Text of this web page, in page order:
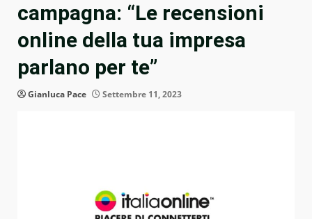
campagna: “Le recensioni
online della tua impresa
parlano per te”
Gianluca Pace Settembre 11, 2023